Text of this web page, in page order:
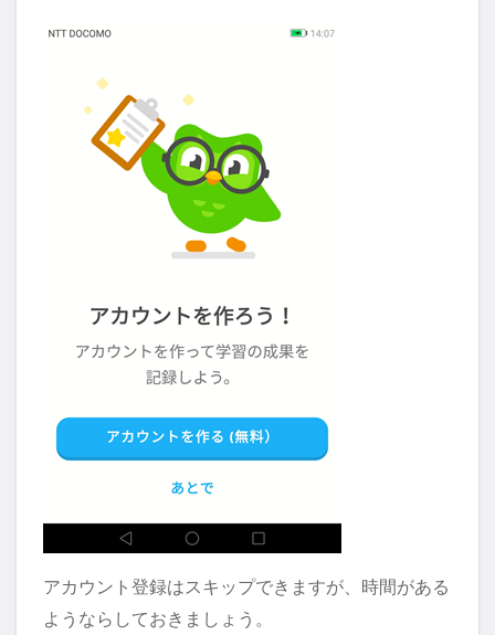
アカウント登録はスキップできますが、時間がある
ようならしておきましょう。